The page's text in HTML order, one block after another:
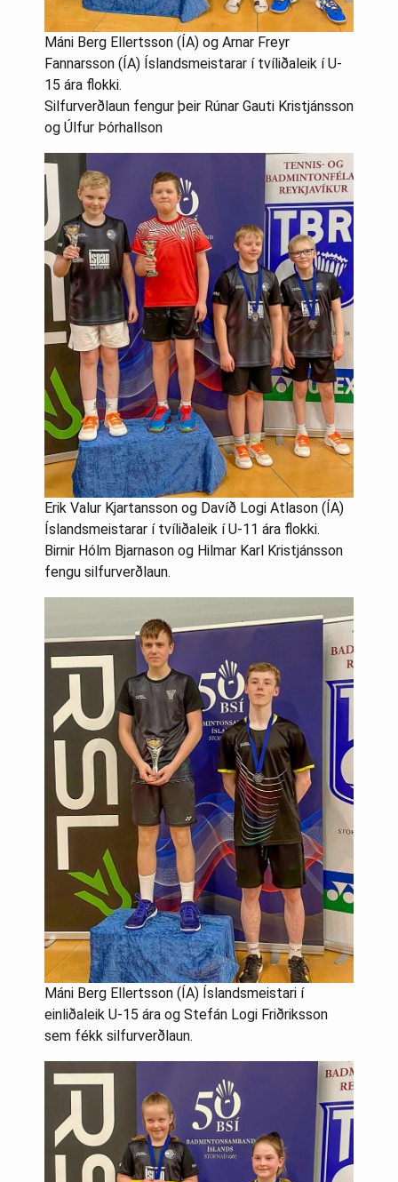
Máni Berg Ellertsson (ÍA) og Arnar Freyr
Fannarsson (ÍA) Íslandsmeistarar í tvíliðaleik í U-
15 ára flokki.
Silfurverðlaun fengur þeir Rúnar Gauti Kristjánsson
og Úlfur Þórhallson
Erik Valur Kjartansson og Davíð Logi Atlason (ÍA)
Íslandsmeistarar í tvíliðaleik í U-11 ára flokki.
Birnir Hólm Bjarnason og Hilmar Karl Kristjánsson
fengu silfurverðlaun.
Máni Berg Ellertsson (ÍA) Íslandsmeistari í
einliðaleik U-15 ára og Stefán Logi Friðriksson
sem fékk silfurverðlaun.